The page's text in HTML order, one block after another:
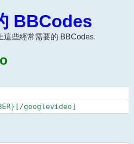
BBCodes
這些經常需要的 BBCodes.